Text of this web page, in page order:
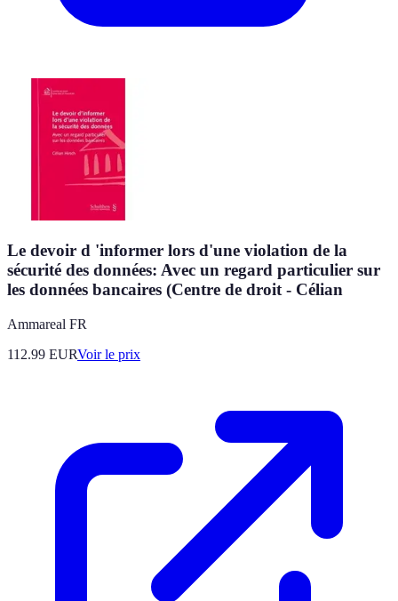
Le devoir d 'informer lors d'une violation de la
sécurité des données: Avec un regard particulier sur
les données bancaires (Centre de droit - Célian
Ammareal FR
112.99 EURVoir le prix